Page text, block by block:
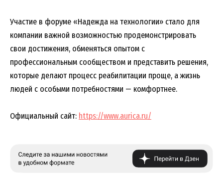
Участие в форуме «Надежда на технологии» стало для
компании важной возможностью продемонстрировать
свои достижения, обменяться опытом с
профессиональным сообществом и представить решения,
которые делают процесс реабилитации проще, а жизнь
людей с особыми потребностями — комфортнее.
Официальный сайт: https://www.aurica.ru/